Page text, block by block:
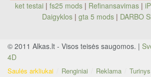
ket testai | fs25 mods| Refinansavimas|
Daigyklos| gta 5 mods | DARBO
© 2011 Alkas.lt - Visos teisės saugomos. |
4D
Saulės arkliukai Renginiai Reklama Turinys